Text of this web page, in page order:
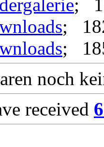
;
;
;
noch
received